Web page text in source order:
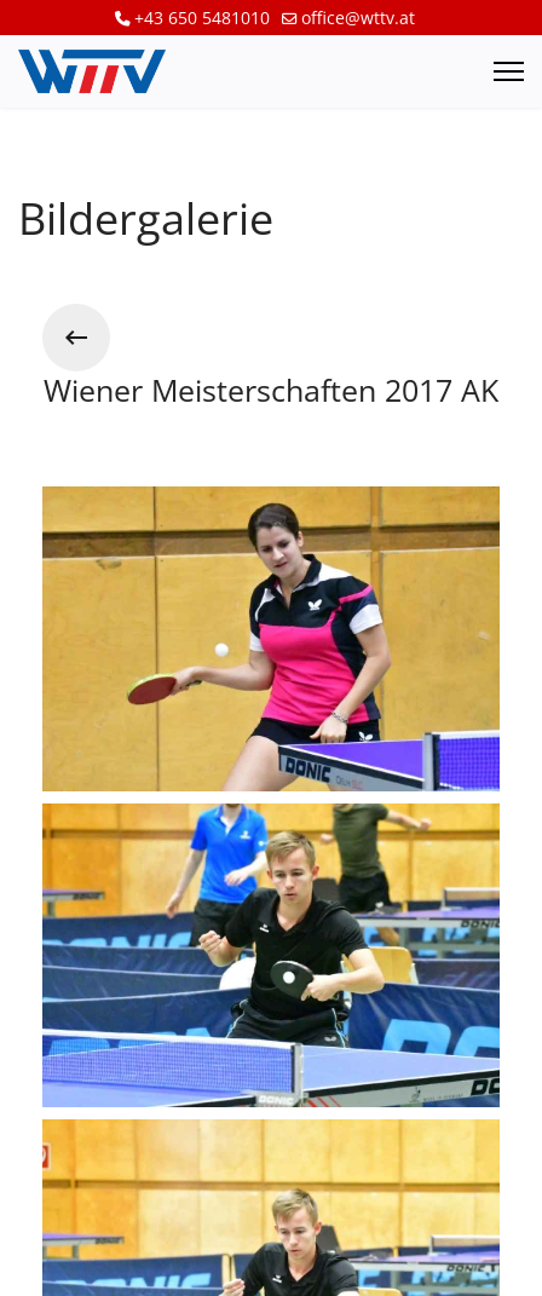
+43 650 5481010 office@wttv.at
Bildergalerie
Wiener Meisterschaften 2017 AK